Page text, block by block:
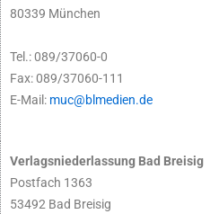
80339 München
Tel.: 089/37060-0
Fax: 089/37060-111
E-Mail: muc@blmedien.de
Verlagsniederlassung Bad Breisig
Postfach 1363
53492 Bad Breisig